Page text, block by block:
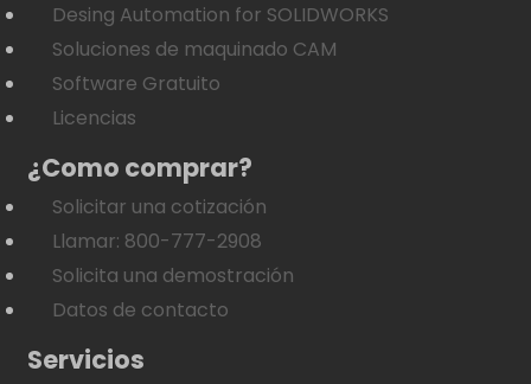
Desing Automation for SOLIDWORKS
Soluciones de maquinado CAM
Software Gratuito
Licencias
¿Como comprar?
Solicitar una cotización
Llamar: 800-777-2908
Solicita una demostración
Datos de contacto
Servicios